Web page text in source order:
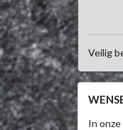
Veilig
In